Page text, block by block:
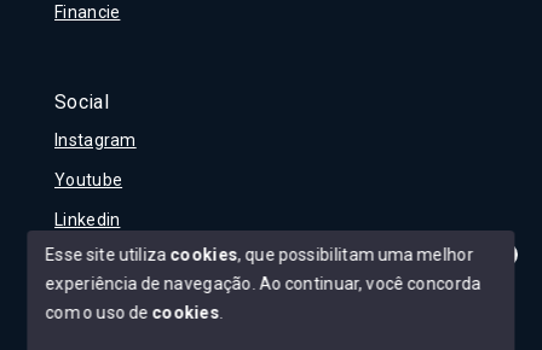
Olá! Tudo bem?
Financie
Social
Instagram
Youtube
Linkedin
© Copyright 2026 - Carla Rojane - Todos os direitos
Esse site utiliza cookies, que possibilitam uma melhor
experiência de navegação. Ao continuar, você concorda
com o uso de cookies